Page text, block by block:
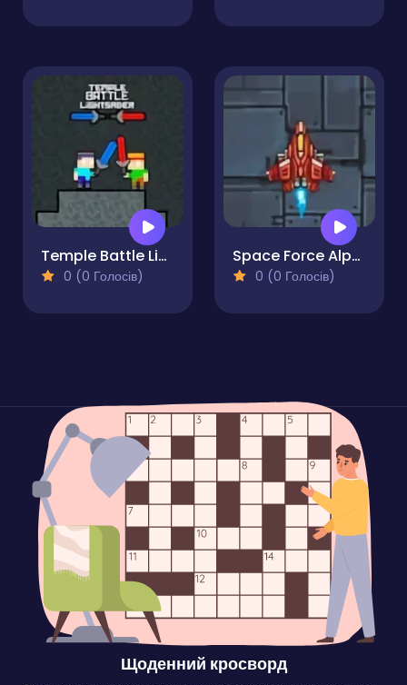
Temple Battle Lightsaber
0 (0 Голосів)
Space Force Alpha
0 (0 Голосів)
Щоденний кросворд